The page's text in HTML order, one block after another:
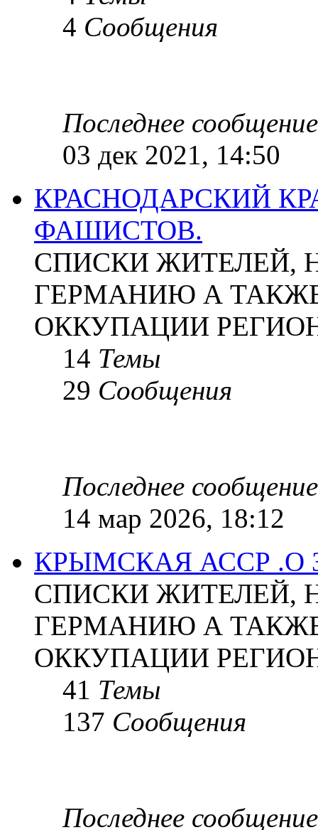
4 Сообщения
Последнее сообщение
03 дек 2021, 14:50
КРАСНОДАРСКИЙ
ФАШИСТОВ.
СПИСКИ ЖИТЕЛЕЙ,
ГЕРМАНИЮ А
ОККУПАЦИИ
14 Темы
29 Сообщения
Последнее сообщение
14 мар 2026, 18:12
КРЫМСКАЯ АССР .О
СПИСКИ ЖИТЕЛЕЙ,
ГЕРМАНИЮ А
ОККУПАЦИИ
41 Темы
137 Сообщения
Последнее сообщение